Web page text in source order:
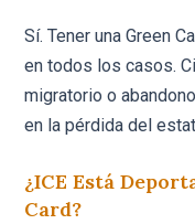
Sí. Tener una Green
en todos los casos.
migratorio o
en la pérdida del
¿ICE Está
Card?